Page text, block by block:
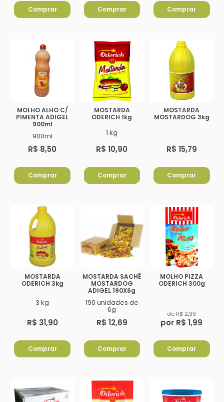
Comprar Comprar Comprar
MOLHO ALHO C/
PIMENTA ADIGEL
900ml
900ml
R$ 8,50
Comprar
MOSTARDA
ODERICH 1kg
1 kg
R$ 10,90
Comprar
MOSTARDA
MOSTARDOG 3kg
R$ 15,79
Comprar
MOSTARDA
ODERICH 3kg
3 kg
R$ 31,90
Comprar
MOSTARDA SACHÊ
MOSTARDOG
ADIGEL 190X6g
190 unidades de
6g
R$ 12,69
Comprar
MOLHO PIZZA
ODERICH 300g
deR$ 2,39
por R$ 1,99
Comprar